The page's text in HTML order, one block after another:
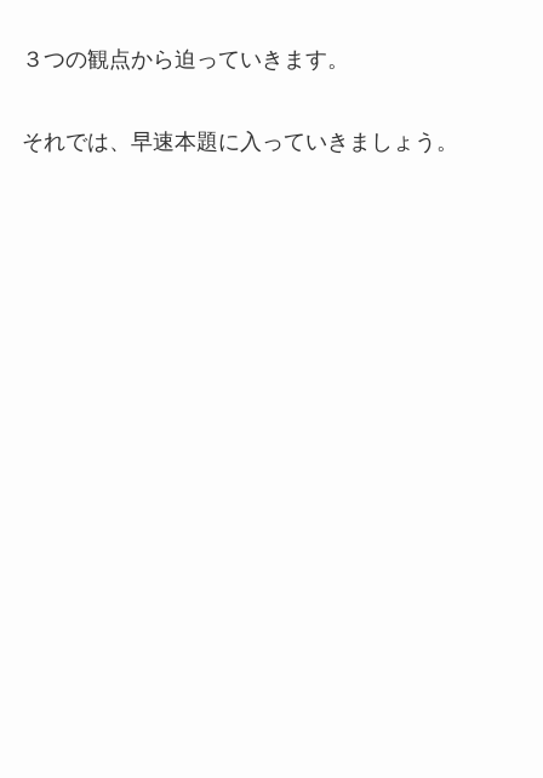
３つの観点から迫っていきます。
それでは、早速本題に入っていきましょう。